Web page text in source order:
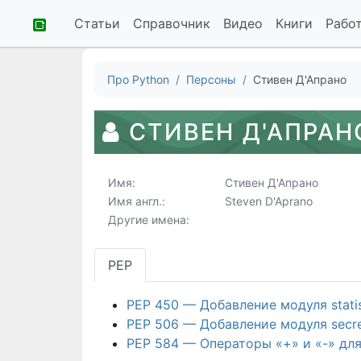
Статьи Справочник Видео Книги
Про Python Персоны Стивен Д'Апрано
СТИВЕН
Имя:
Стивен Д'Апрано
Имя англ.:
Steven D'Aprano
Другие имена:
PEP
PEP 450 — Добавление модуля
PEP 506 — Добавление модуля
PEP 584 — Операторы «+» и «-»